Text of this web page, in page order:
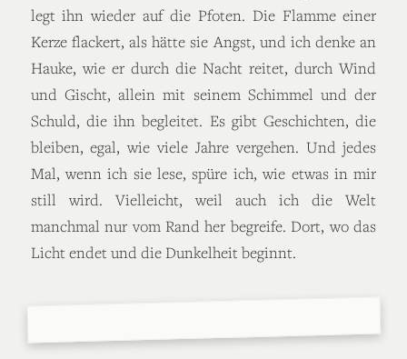
legt ihn wieder auf die Pfoten. Die Flamme einer
Kerze flackert, als hätte sie Angst, und ich denke an
Hauke, wie er durch die Nacht reitet, durch Wind
und Gischt, allein mit seinem Schimmel und der
Schuld, die ihn begleitet. Es gibt Geschichten, die
bleiben, egal, wie viele Jahre vergehen. Und jedes
Mal, wenn ich sie lese, spüre ich, wie etwas in mir
still wird. Vielleicht, weil auch ich die Welt
manchmal nur vom Rand her begreife. Dort, wo das
Licht endet und die Dunkelheit beginnt.